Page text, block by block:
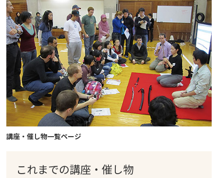
講座・催し物一覧ページ
これまでの講座・催し物